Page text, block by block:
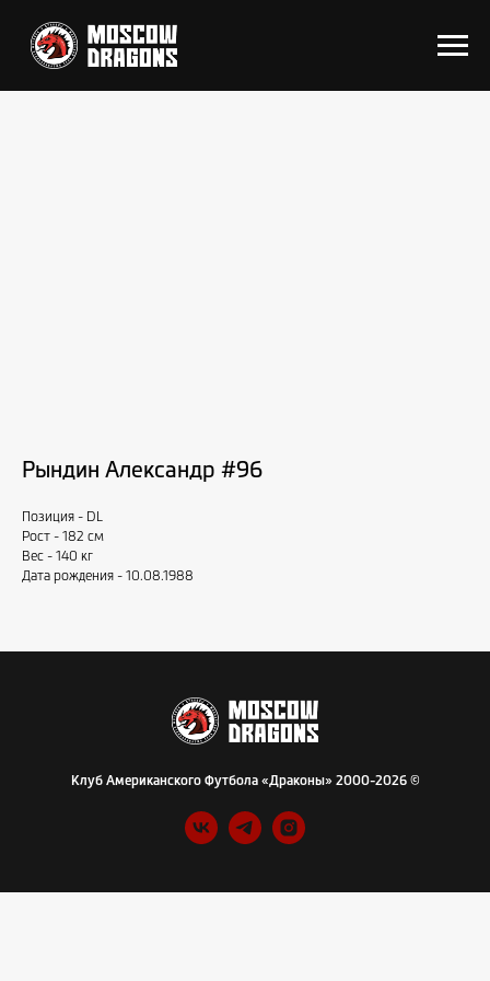
Рындин Александр #96
Позиция - DL
Рост - 182 см
Вес - 140 кг
Дата рождения - 10.08.1988
Клуб Американского Футбола «Драконы» 2000-2026 ©